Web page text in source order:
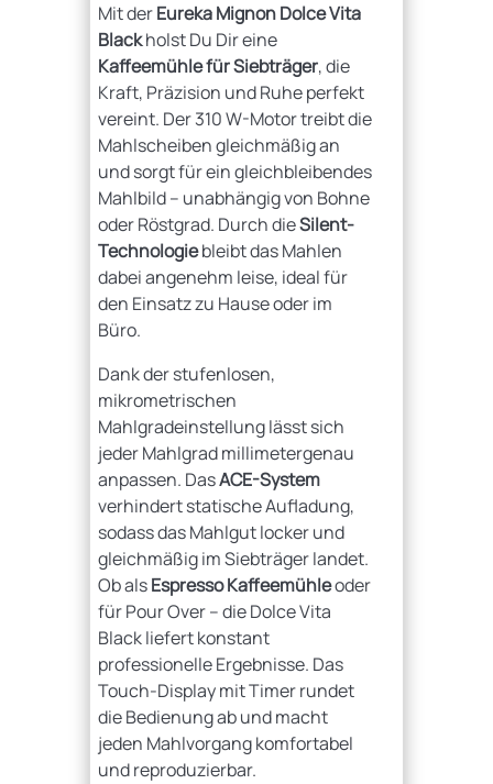
Mit derEureka Mignon Dolce Vita
Blackholst Du Dir eine
Kaffeemühle für Siebträger, die
Kraft, Präzision und Ruhe perfekt
vereint. Der 310 W-Motor treibt die
Mahlscheiben gleichmäßig an
und sorgt für ein gleichbleibendes
Mahlbild – unabhängig von Bohne
oder Röstgrad. Durch dieSilent-
Technologiebleibt das Mahlen
dabei angenehm leise, ideal für
den Einsatz zu Hause oder im
Büro.
Dank der stufenlosen,
mikrometrischen
Mahlgradeinstellung lässt sich
jeder Mahlgrad millimetergenau
anpassen. DasACE-System
verhindert statische Aufladung,
sodass das Mahlgut locker und
gleichmäßig im Siebträger landet.
Ob alsEspresso Kaffeemühleoder
für Pour Over – die Dolce Vita
Black liefert konstant
professionelle Ergebnisse. Das
Touch-Display mit Timer rundet
die Bedienung ab und macht
jeden Mahlvorgang komfortabel
und reproduzierbar.